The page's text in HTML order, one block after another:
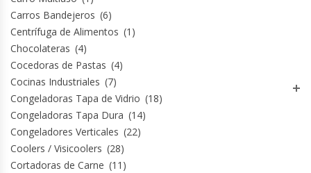
Hornos Turbos / Convectores
Hornos Industriales
Laminadora De Masas
Lavafondos
Lavavajillas
Carros Bandejeros (6)
Centrífuga de Alimentos (1)
Chocolateras (4)
Cocedoras de Pastas (4)
Cocinas Industriales (7)
Congeladoras Tapa de Vidrio (18)
Congeladoras Tapa Dura (14)
Congeladores Verticales (22)
Coolers / Visicoolers (28)
Cortadoras de Carne (11)